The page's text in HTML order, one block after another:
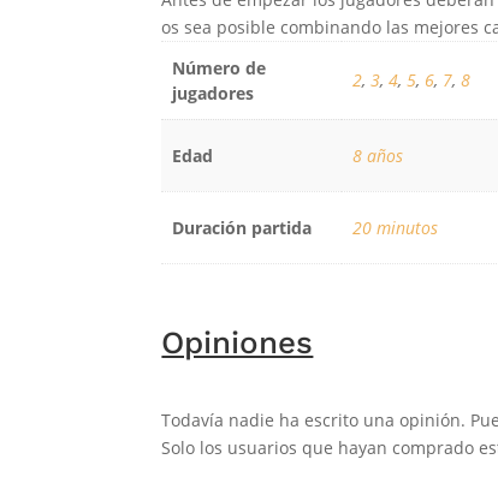
os sea posible combinando las mejores
Número de
jugadores
2, 3, 4, 5, 6, 7, 8
Edad 8 años
Duración partida 20 minutos
Opiniones
Todavía nadie ha escrito una opinión.
Solo los usuarios que hayan comprado